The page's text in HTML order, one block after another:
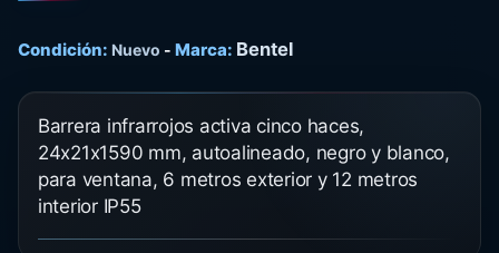
Condición: Nuevo - Marca: Bentel
Barrera infrarrojos activa cinco haces,
24x21x1590 mm, autoalineado, negro y blanco,
para ventana, 6 metros exterior y 12 metros
interior IP55